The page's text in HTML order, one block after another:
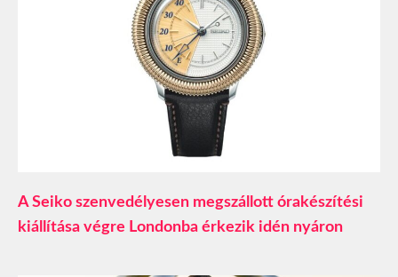
A Seiko szenvedélyesen megszállott órakészítési
kiállítása végre Londonba érkezik idén nyáron